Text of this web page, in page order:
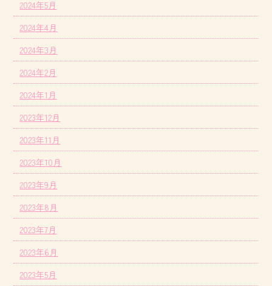
2024年5月
2024年4月
2024年3月
2024年2月
2024年1月
2023年12月
2023年11月
2023年10月
2023年9月
2023年8月
2023年7月
2023年6月
2023年5月